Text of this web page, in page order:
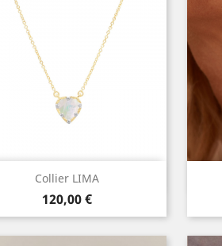
Collier LIMA
Prix
120,00 €
Aperçu rapide